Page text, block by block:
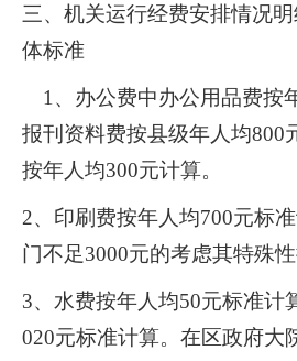
三、 机关运行经费安排情况
体标准
1 、办公费中办公用品费按
报刊资料费按县级年人均800
按年人均300元计算。
2、印刷费按年人均700元标
门不足3000元的考虑其特殊
3、水费按年人均50元标准计
020元标准计算。在区政府大